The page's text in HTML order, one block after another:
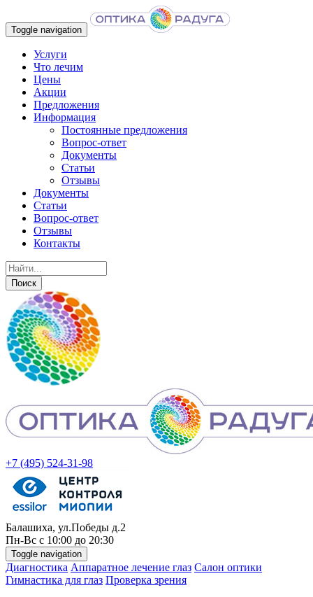
Toggle navigation
Услуги
Что лечим
Цены
Акции
Предложения
Информация
Постоянные предложения
Вопрос-ответ
Документы
Статьи
Отзывы
Документы
Статьи
Вопрос-ответ
Отзывы
Контакты
+7 (495) 524-31-98
Балашиха, ул.Победы д.2
Пн-Вс с 10:00 до 20:30
Toggle navigation
Диагностика Аппаратное лечение глаз Салон оптики
Гимнастика для глаз Проверка зрения